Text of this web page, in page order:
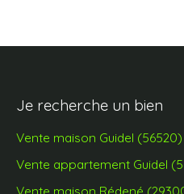
Je recherche un bien
Vente maison Guidel (56520)
Vente appartement Guidel
Vente maison Rédené